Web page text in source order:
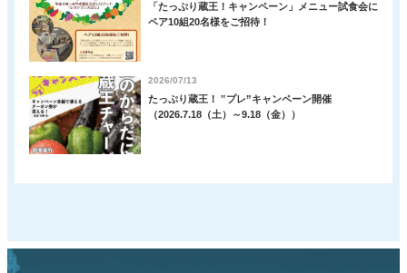
「たっぷり蔵王！キャンペーン」メニュー試食会に
ペア10組20名様をご招待！
2026/07/13
たっぷり蔵王！ ‟プレ”キャンペーン開催
（2026.7.18（土）～9.18（金））